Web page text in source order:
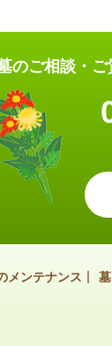
のご相談・
メンテナンス